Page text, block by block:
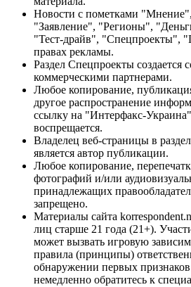
Новости с пометками
"Заявление", "Регионы",
"Тест-драйв", "Спецпроекты",
правах рекламы.
Раздел Спецпроекты создается
коммерческими партнерами.
Любое копирование,
другое распространение
ссылку на "Интерфакс-
воспрещается.
Владелец веб-страницы в
является автор публикации.
Любое копирование,
фотографий и/или
принадлежащих
запрещено.
Материалы сайта
лиц старше 21 года (21+).
может вызвать игровую
правила (принципы)
обнаружении первых
немедленно обратитесь к